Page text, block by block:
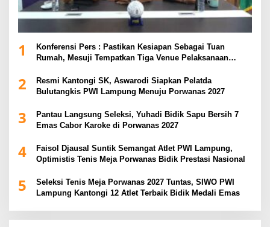
1
Konferensi Pers : Pastikan Kesiapan Sebagai Tuan
Rumah, Mesuji Tempatkan Tiga Venue Pelaksanaan
2
Resmi Kantongi SK, Aswarodi Siapkan Pelatda
Bulutangkis PWI Lampung Menuju Porwanas 2027
3
Pantau Langsung Seleksi, Yuhadi Bidik Sapu Bersih 7
Emas Cabor Karoke di Porwanas 2027
4
Faisol Djausal Suntik Semangat Atlet PWI Lampung,
Optimistis Tenis Meja Porwanas Bidik Prestasi Nasional
5
Seleksi Tenis Meja Porwanas 2027 Tuntas, SIWO PWI
Lampung Kantongi 12 Atlet Terbaik Bidik Medali Emas